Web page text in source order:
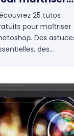
25 tutos
pour maîtriser
Des
des
et de la